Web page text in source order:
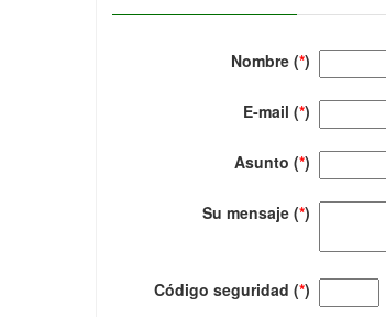
Nombre (*)
E-mail (*)
Asunto (*)
Su mensaje (*)
Código seguridad (*)